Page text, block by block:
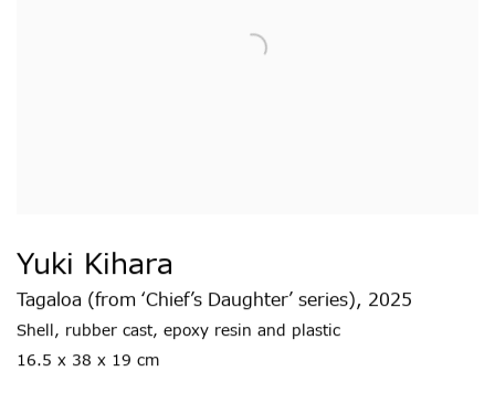
Yuki Kihara
Tagaloa (from ‘Chief’s Daughter’ series), 2025
Shell, rubber cast, epoxy resin and plastic
16.5 x 38 x 19 cm